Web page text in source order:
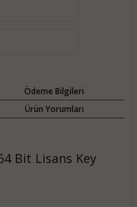
Ödeme Bilgileri
Ürün Yorumları
Bit Lisans Key